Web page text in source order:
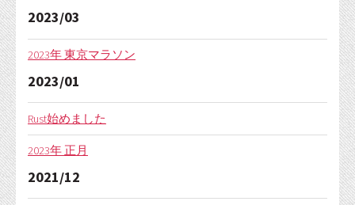
2023/03
2023年 東京マラソン
2023/01
Rust始めました
2023年 正月
2021/12